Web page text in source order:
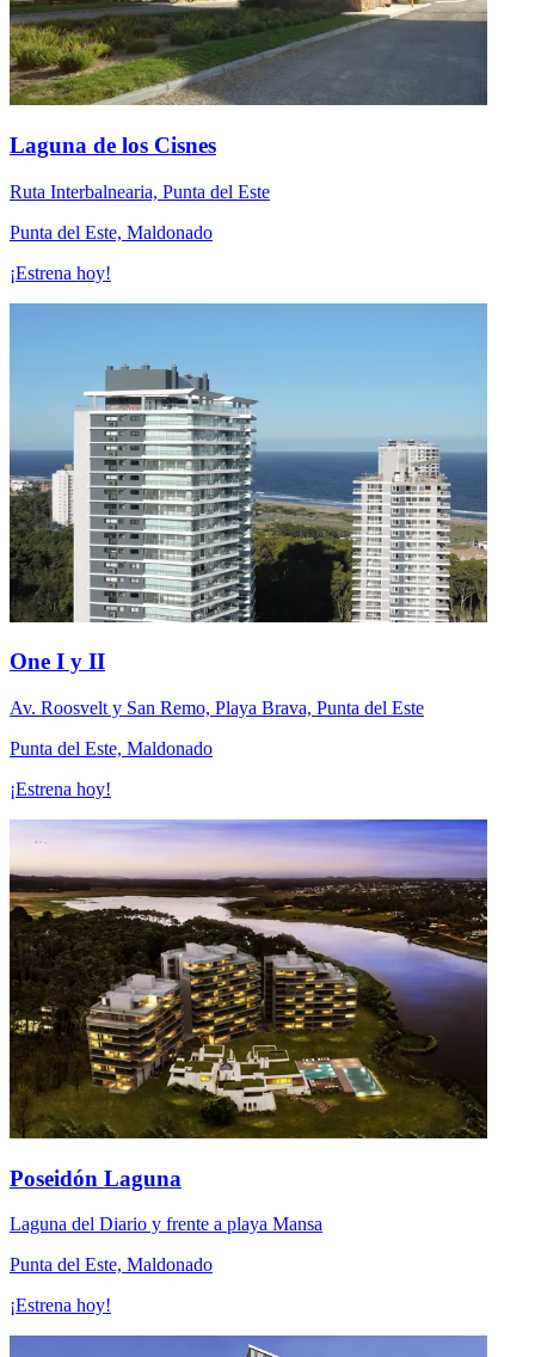
Laguna de los Cisnes
Ruta Interbalnearia, Punta del Este
Punta del Este, Maldonado
¡Estrena hoy!
One I y II
Av. Roosvelt y San Remo, Playa Brava, Punta del Este
Punta del Este, Maldonado
¡Estrena hoy!
Poseidón Laguna
Laguna del Diario y frente a playa Mansa
Punta del Este, Maldonado
¡Estrena hoy!